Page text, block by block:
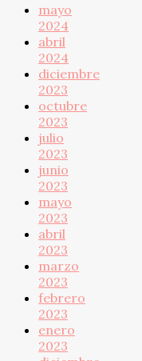
mayo
2024
abril
2024
diciembre
2023
octubre
2023
julio
2023
junio
2023
mayo
2023
abril
2023
marzo
2023
febrero
2023
enero
2023